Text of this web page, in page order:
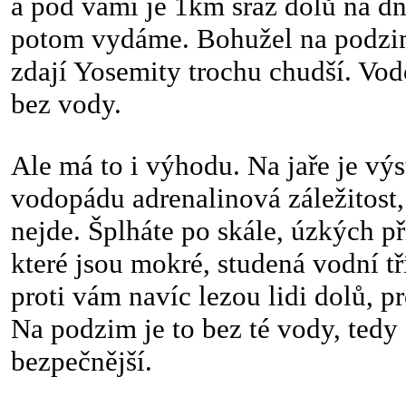
potom vydáme. Bohužel na
zdají Yosemity trochu chudší.
bez vody.
Ale má to i výhodu. Na jaře je
vodopádu adrenalinová
nejde. Šplháte po skále, úzkých
které jsou mokré, studená vodní
proti vám navíc lezou lidi dolů,
Na podzim je to bez té vody,
bezpečnější.